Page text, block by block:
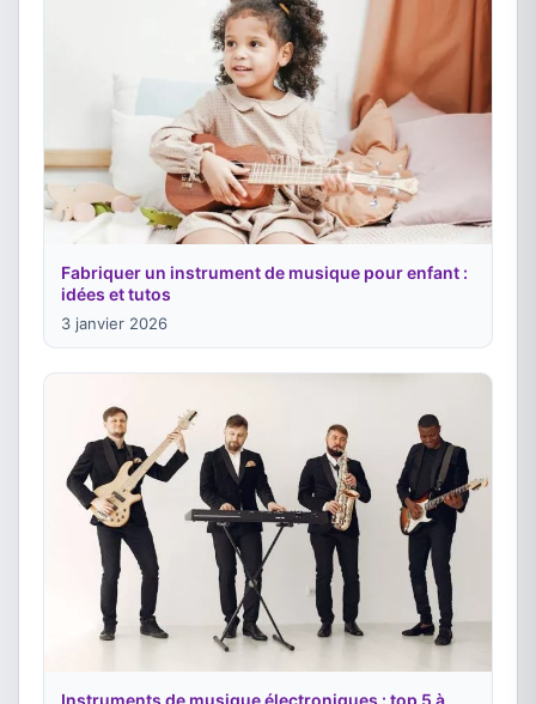
Fabriquer un instrument de musique pour enfant :
idées et tutos
3 janvier 2026